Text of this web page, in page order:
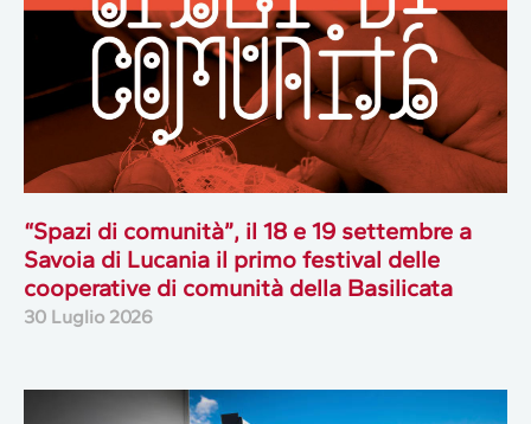
“Spazi di comunità”, il 18 e 19 settembre a
Savoia di Lucania il primo festival delle
cooperative di comunità della Basilicata
30 Luglio 2026